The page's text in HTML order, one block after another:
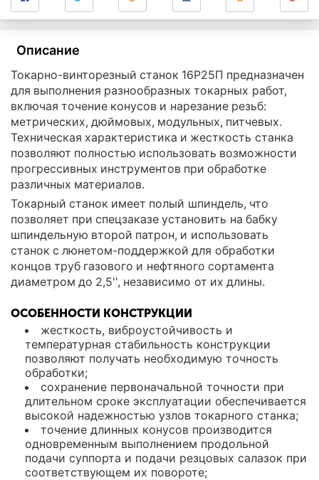
Описание
Токарно-винторезный станок 16Р25П предназначен
для выполнения разнообразных токарных работ,
включая точение конусов и нарезание резьб:
метрических, дюймовых, модульных, питчевых.
Техническая характеристика и жесткость станка
позволяют полностью использовать возможности
прогрессивных инструментов при обработке
различных материалов.
Токарный станок имеет полый шпиндель, что
позволяет при спецзаказе установить на бабку
шпиндельную второй патрон, и использовать
станок с люнетом-поддержкой для обработки
концов труб газового и нефтяного сортамента
диаметром до 2,5'', независимо от их длины.
ОСОБЕННОСТИ КОНСТРУКЦИИ
жесткость, виброустойчивость и
температурная стабильность конструкции
позволяют получать необходимую точность
обработки;
сохранение первоначальной точности при
длительном сроке эксплуатации обеспечивается
высокой надежностью узлов токарного станка;
точение длинных конусов производится
одновременным выполнением продольной
подачи суппорта и подачи резцовых салазок при
соответствующем их повороте;